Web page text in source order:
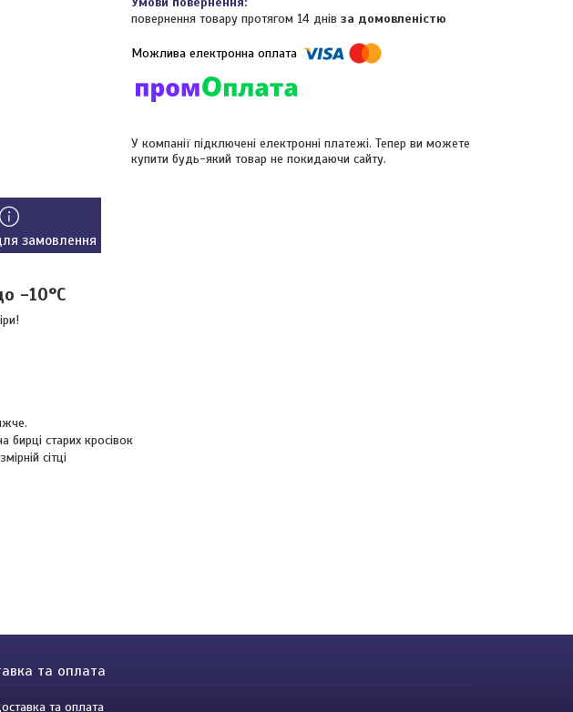
повернення товару протягом 14 днів за домовленістю
У компанії підключені електронні платежі. Тепер ви можете
купити будь-який товар не покидаючи сайту.
замовлення
-10°С
бирці старих кросівок
сітці
та оплата
та оплата